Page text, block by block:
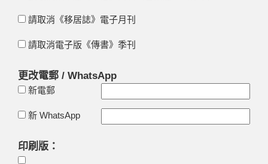
請取消《移居誌》電子月刊
請取消電子版《傳書》季刊
更改電郵 / WhatsApp
新電郵
新 WhatsApp
印刷版：